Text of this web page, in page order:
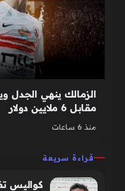
الزمالك ينهي الجدل
مقابل 6 ملايين دولار
منذ 6 ساعات
قراءة سريعة
كواليس